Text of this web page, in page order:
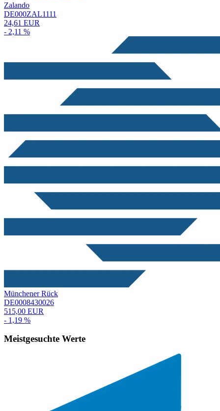
Zalando
DE000ZAL1111
24,61 EUR
- 2,11 %
Münchener Rück
DE0008430026
515,00 EUR
- 1,19 %
Meistgesuchte Werte